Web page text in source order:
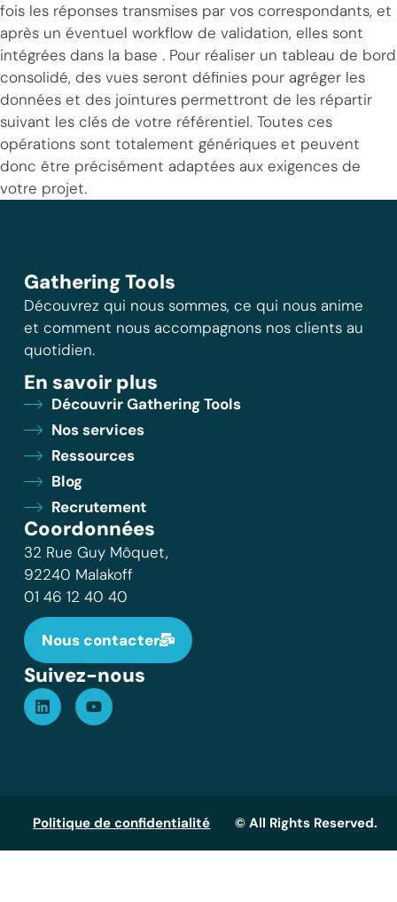
fois les réponses transmises par vos correspondants, et
après un éventuel workflow de validation, elles sont
intégrées dans la base . Pour réaliser un tableau de bord
consolidé, des vues seront définies pour agréger les
données et des jointures permettront de les répartir
suivant les clés de votre référentiel. Toutes ces
opérations sont totalement génériques et peuvent
donc être précisément adaptées aux exigences de
votre projet.
Gathering Tools
Découvrez qui nous sommes, ce qui nous anime
et comment nous accompagnons nos clients au
quotidien.
En savoir plus
Découvrir Gathering Tools
Nos services
Ressources
Blog
Recrutement
Coordonnées
32 Rue Guy Môquet,
92240 Malakoff
01 46 12 40 40
Nous contacter
Suivez-nous
Politique de confidentialité © All Rights Reserved.